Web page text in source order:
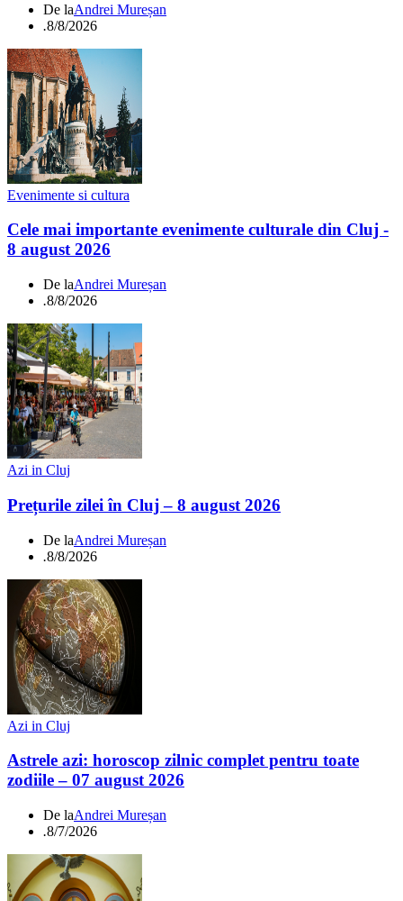
De laAndrei Mureșan
.8/8/2026
Evenimente si cultura
Cele mai importante evenimente culturale din Cluj -
8 august 2026
De laAndrei Mureșan
.8/8/2026
Azi in Cluj
Prețurile zilei în Cluj – 8 august 2026
De laAndrei Mureșan
.8/8/2026
Azi in Cluj
Astrele azi: horoscop zilnic complet pentru toate
zodiile – 07 august 2026
De laAndrei Mureșan
.8/7/2026